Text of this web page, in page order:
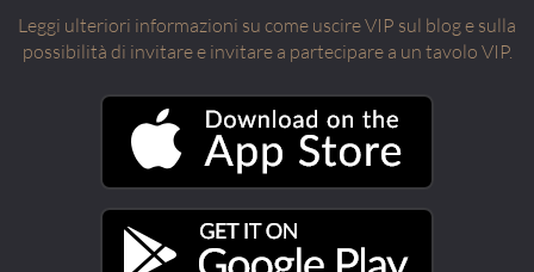
Leggi ulteriori informazioni su come uscire VIP sul blog e sulla
possibilità di invitare e invitare a partecipare a un tavolo VIP.